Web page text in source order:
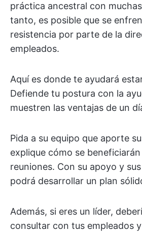
práctica ancestral con
tanto, es posible que se
resistencia por parte de la
empleados.
Aquí es donde te ayudará
Defiende tu postura con la
muestren las ventajas de un
Pida a su equipo que aporte
explique cómo se
reuniones. Con su apoyo y
podrá desarrollar un plan
Además, si eres un líder,
consultar con tus empleados